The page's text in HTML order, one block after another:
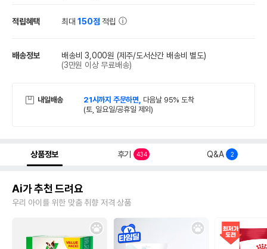
적립혜택 최대150점 적립
배송정보 배송비 3,000원 (제주/도서산간 배송비 별도)
(3만원 이상 무료배송)
내일배송 21시까지 주문하면, 다음날 95% 도착
(토, 일요일/공휴일 제외)
상품정보 후기 434 Q&A 2
Ai가 추천 드려요
우리 아이를 위한 맞춤 취향 저격 상품